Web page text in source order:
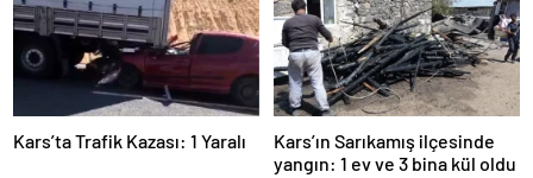
Kars’ta Trafik Kazası: 1 Yaralı
Kars’ın Sarıkamış ilçesinde
yangın: 1 ev ve 3 bina kül oldu